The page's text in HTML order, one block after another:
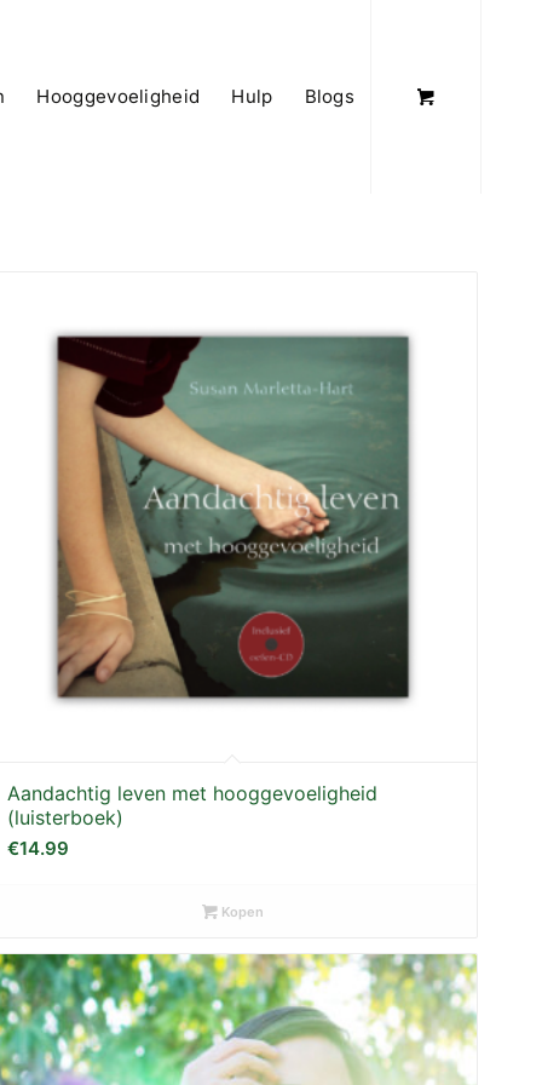
Hooggevoeligheid Hulp Blogs
Aandachtig leven met hooggevoeligheid
(luisterboek)
€14.99
Kopen